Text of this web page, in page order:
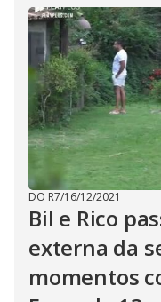
DO R7/16/12/2021
Bil e Rico
externa da
momentos